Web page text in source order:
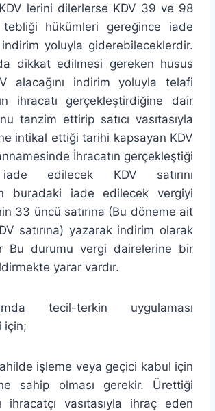
lerini dilerlerse KDV 39 ve 98
tebliği hükümleri gereğince iade
yoluyla giderebileceklerdir.
dikkat edilmesi gereken husus
alacağını indirim yoluyla telafi
ihracatı gerçekleştirdiğine dair
tanzim ettirip satıcı vasıtasıyla
intikal ettiği tarihi kapsayan KDV
İhracatın gerçekleştiği
edilecek KDV satırını
buradaki iade edilecek vergiyi
33 üncü satırına (Bu döneme ait
satırına) yazarak indirim olarak
Bu durumu vergi dairelerine bir
yarar vardır.
tecil-terkin uygulaması
için;
işleme veya geçici kabul için
sahip olması gerekir. Ürettiği
ihracatçı vasıtasıyla ihraç eden